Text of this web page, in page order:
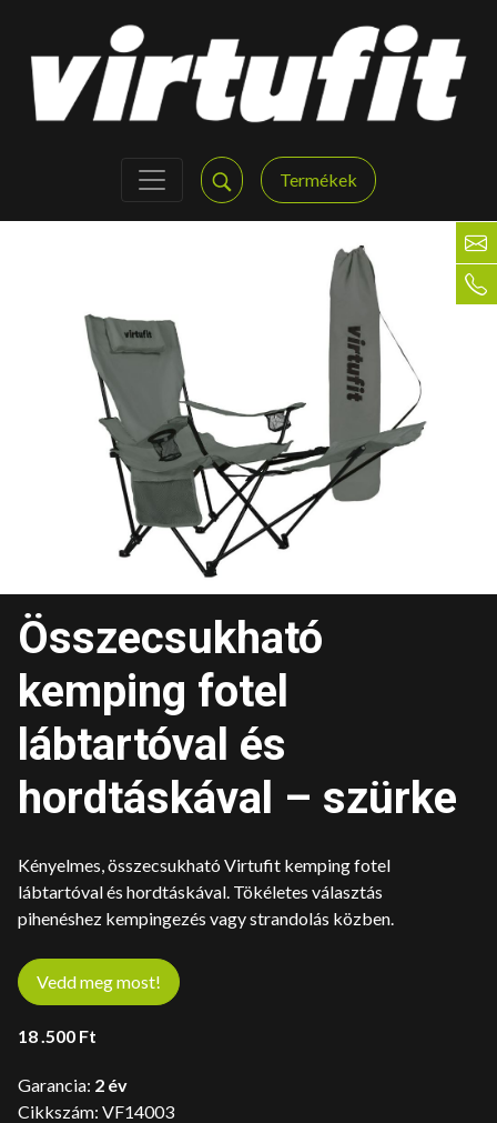
Termékek
Összecsukható
kemping fotel
lábtartóval és
hordtáskával – szürke
Kényelmes, összecsukható Virtufit kemping fotel
lábtartóval és hordtáskával. Tökéletes választás
pihenéshez kempingezés vagy strandolás közben.
Vedd meg most!
18 .500 Ft
Garancia: 2 év
Cikkszám: VF14003